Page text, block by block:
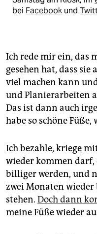
bei Facebook und
Ich rede mir ein, das
gesehen hat, dass
viel machen kann
und Planierarbeiten
Das ist dann auch
habe so schöne
Ich bezahle, kriege
wieder kommen darf,
billiger werden, und
zwei Monaten
stehen. Doch dann
meine Füße wieder